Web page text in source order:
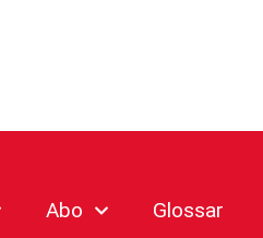
Abo Glossar